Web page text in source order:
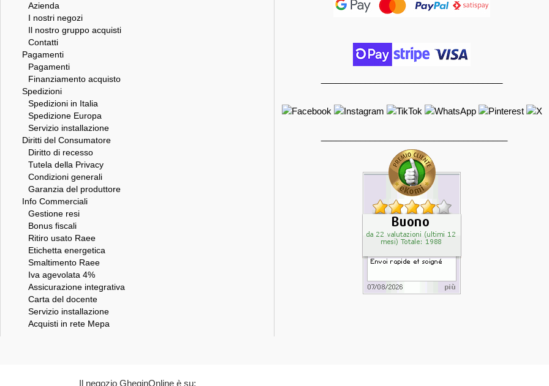
Azienda
I nostri negozi
Il nostro gruppo acquisti
Contatti
Pagamenti
Pagamenti
Finanziamento acquisto
Spedizioni
Spedizioni in Italia
Spedizione Europa
Servizio installazione
Diritti del Consumatore
Diritto di recesso
Tutela della Privacy
Condizioni generali
Garanzia del produttore
Info Commerciali
Gestione resi
Bonus fiscali
Ritiro usato Raee
Etichetta energetica
Smaltimento Raee
Iva agevolata 4%
Assicurazione integrativa
Carta del docente
Servizio installazione
Acquisti in rete Mepa
Il negozio GheginOnline è su: